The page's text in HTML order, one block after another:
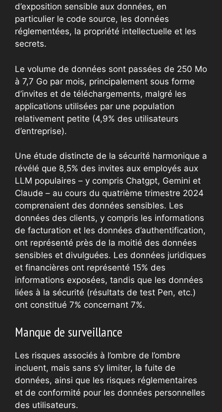
d’exposition sensible aux données, en
particulier le code source, les données
réglementées, la propriété intellectuelle et les
secrets.
Le volume de données sont passées de 250 Mo
à 7,7 Go par mois, principalement sous forme
d’invites et de téléchargements, malgré les
applications utilisées par une population
relativement petite (4,9% des utilisateurs
d’entreprise).
Une étude distincte de la sécurité harmonique a
révélé que 8,5% des invites aux employés aux
LLM populaires – y compris Chatgpt, Gemini et
Claude – au cours du quatrième trimestre 2024
comprenaient des données sensibles. Les
données des clients, y compris les informations
de facturation et les données d’authentification,
ont représenté près de la moitié des données
sensibles et divulguées. Les données juridiques
et financières ont représenté 15% des
informations exposées, tandis que les données
liées à la sécurité (résultats de test Pen, etc.)
ont constitué 7% concernant 7%.
Manque de surveillance
Les risques associés à l’ombre de l’ombre
incluent, mais sans s’y limiter, la fuite de
données, ainsi que les risques réglementaires
et de conformité pour les données personnelles
des utilisateurs.